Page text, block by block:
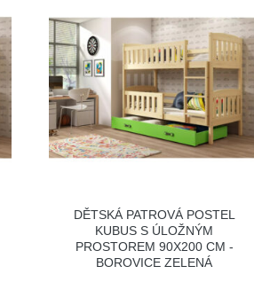
DĚTSKÁ PATROVÁ POSTEL
KUBUS S ÚLOŽNÝM
PROSTOREM 90X200 CM -
BOROVICE ZELENÁ